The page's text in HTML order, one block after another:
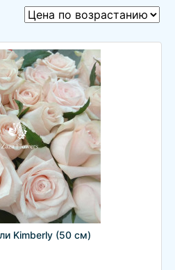
Kimberly (50 см)